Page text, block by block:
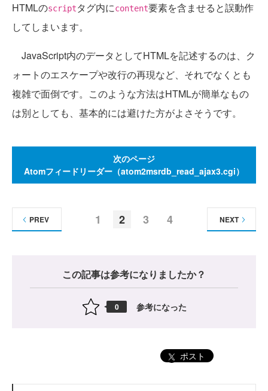
HTMLのscriptタグ内にcontent要素を含ませると誤動作
してしまいます。
JavaScript内のデータとしてHTMLを記述するのは、ク
ォートのエスケープや改行の再現など、それでなくとも
複雑で面倒です。このような方法はHTMLが簡単なもの
は別としても、基本的には避けた方がよさそうです。
次のページ
Atomフィードリーダー（atom2msrdb_read_ajax3.cgi）
1 2 3 4
PREV NEXT
この記事は参考になりましたか？
0 参考になった
ポスト